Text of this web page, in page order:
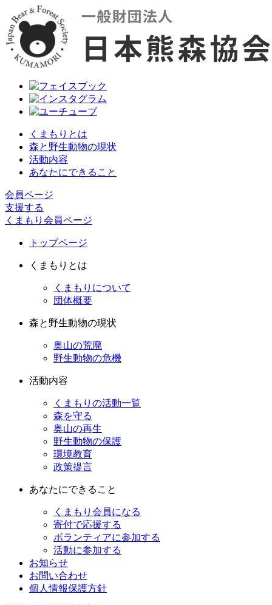
くまもりとは
森と野生動物の現状
活動内容
あなたにできること
会員ページ
支援する
くまもり会員ページ
トップページ
くまもりとは
くまもりについて
団体概要
森と野生動物の現状
奥山の荒廃
野生動物の危機
活動内容
くまもりの活動一覧
森を守る
奥山の再生
野生動物の保護
環境教育
政策提言
あなたにできること
くまもり会員になる
寄付で応援する
ボランティアに参加する
活動に参加する
お知らせ
お問い合わせ
個人情報保護方針